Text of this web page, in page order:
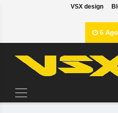
VSX design
6